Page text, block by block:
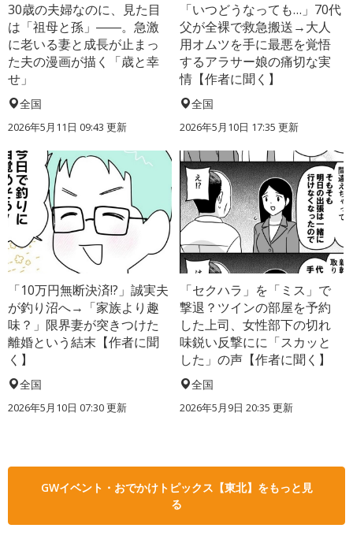
30歳の夫婦なのに、見た目
は「祖母と孫」――。急激
に老いる妻と成長が止まっ
た夫の漫画が描く「歳と幸
せ」
全国
2026年5月11日 09:43 更新
「いつどうなっても…」70代
父が全裸で救急搬送→大人
用オムツを手に最悪を覚悟
するアラサー娘の痛切な実
情【作者に聞く】
全国
2026年5月10日 17:35 更新
「10万円無断決済!?」誠実夫
が釣り沼へ→「家族より趣
味？」限界妻が突きつけた
離婚という結末【作者に聞
く】
全国
2026年5月10日 07:30 更新
「セクハラ」を「ミス」で
撃退？ツインの部屋を予約
した上司、女性部下の切れ
味鋭い反撃にに「スカッと
した」の声【作者に聞く】
全国
2026年5月9日 20:35 更新
GWイベント・おでかけトピックス【東北】をもっと見
る